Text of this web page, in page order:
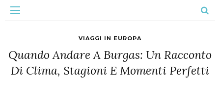
VIAGGI IN EUROPA
Quando Andare A Burgas: Un Racconto
Di Clima, Stagioni E Momenti Perfetti